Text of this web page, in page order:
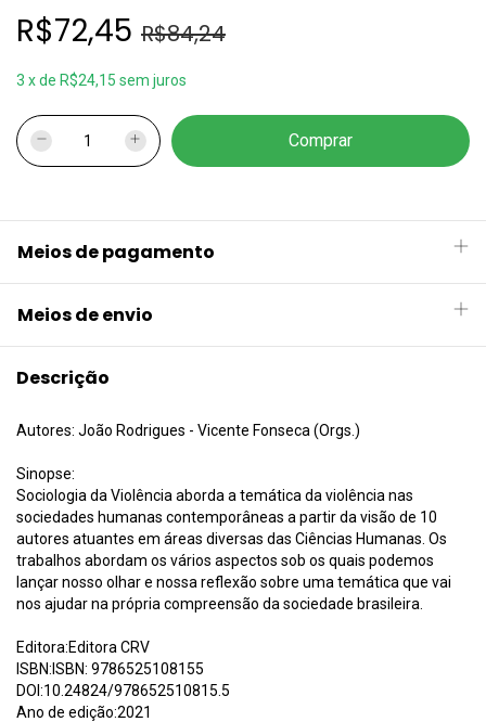
R$72,45 R$84,24
3 xde R$24,15 sem juros
Meios de pagamento
Meios de envio
Descrição
Autores: João Rodrigues - Vicente Fonseca (Orgs.)
Sinopse:
Sociologia da Violência aborda a temática da violência nas
sociedades humanas contemporâneas a partir da visão de 10
autores atuantes em áreas diversas das Ciências Humanas. Os
trabalhos abordam os vários aspectos sob os quais podemos
lançar nosso olhar e nossa reflexão sobre uma temática que vai
nos ajudar na própria compreensão da sociedade brasileira.
Editora:Editora CRV
ISBN:ISBN: 9786525108155
DOI:10.24824/978652510815.5
Ano de edição:2021